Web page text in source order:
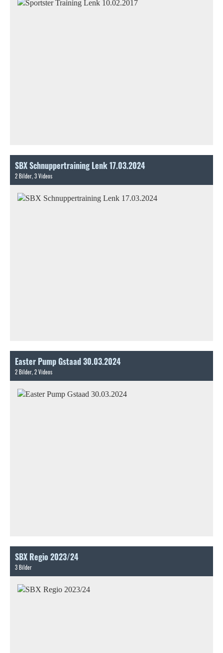
SBX Schnuppertraining Lenk 17.03.2024
2 Bilder, 3 Videos
Easter Pump Gstaad 30.03.2024
2 Bilder, 2 Videos
SBX Regio 2023/24
3 Bilder